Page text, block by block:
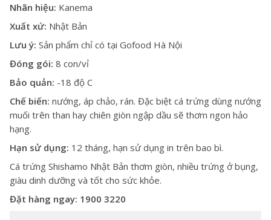
Nhãn hiệu: Kanema
Xuất xứ: Nhật Bản
Lưu ý: Sản phẩm chỉ có tại Gofood Hà Nội
Đóng gói: 8 con/vỉ
Bảo quản: -18 độ C
Chế biến: nướng, áp chảo, rán. Đặc biệt cá trứng dùng nướng
muối trên than hay chiên giòn ngập dầu sẽ thơm ngon hảo
hạng.
Hạn sử dụng: 12 tháng, hạn sử dụng in trên bao bì.
Cá trứng Shishamo Nhật Bản thơm giòn, nhiều trứng ở bụng,
giàu dinh dưỡng và tốt cho sức khỏe.
Đặt hàng ngay: 1900 3220